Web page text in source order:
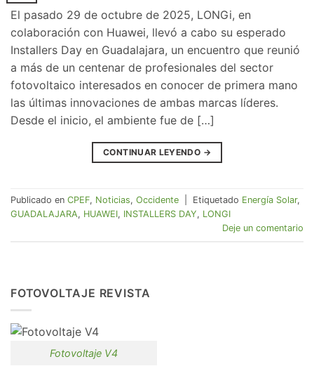
El pasado 29 de octubre de 2025, LONGi, en
colaboración con Huawei, llevó a cabo su esperado
Installers Day en Guadalajara, un encuentro que reunió
a más de un centenar de profesionales del sector
fotovoltaico interesados en conocer de primera mano
las últimas innovaciones de ambas marcas líderes.
Desde el inicio, el ambiente fue de […]
CONTINUAR LEYENDO →
Publicado en CPEF, Noticias, Occidente Etiquetado Energía Solar,
GUADALAJARA, HUAWEI, INSTALLERS DAY, LONGI
Deje un comentario
FOTOVOLTAJE REVISTA
Fotovoltaje V4